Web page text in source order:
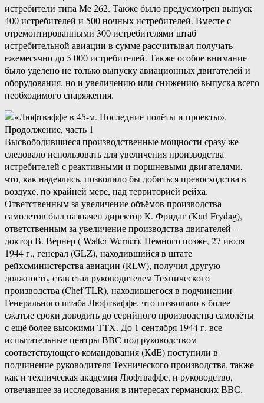
истребители типа Ме 262. Также было предусмотрен выпуск
400 истребителей и 500 ночных истребителей. Вместе с
отремонтированными 300 истребителями штаб
истребительной авиации в сумме рассчитывал получать
ежемесячно до 5 000 истребителей. Также особое внимание
было уделено не только выпуску авиационных двигателей и
оборудования, но и увеличению или снижению выпуска всего
необходимого снаряжения.
Высвободившиеся производственные мощности сразу же
следовало использовать для увеличения производства
истребителей с реактивными и поршневыми двигателями,
что, как надеялись, позволило бы добиться превосходства в
воздухе, по крайней мере, над территорией рейха.
Ответственным за увеличение объёмов производства
самолетов был назначен директор К. Фридаг (Karl Frydag),
ответственным за увеличение производства двигателей –
доктор В. Вернер ( Wałter Werner). Немного позже, 27 июля
1944 г., генерал (GLZ), находившийся в штате
рейхсминистерства авиации (RLW), получил другую
должность, став стал руководителем Технического
производства (Chef TLR), находившегося в подчинении
Генерального штаба Люфтваффе, что позволяло в более
сжатые сроки доводить до серийного производства самолёты
с ещё более высокими ТТХ. До 1 сентября 1944 г. все
испытательные центры ВВС под руководством
соответствующего командования (KdE) поступили в
подчинение руководителя Технического производства, также
как и техническая академия Люфтваффе, и руководство,
отвечавшее за исследования в интересах германских ВВС.